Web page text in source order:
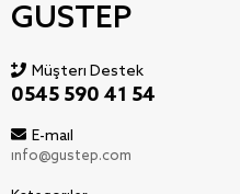
GUSTEP
Müşteri Destek
0545 590 41 54
E-mail
info@gustep.com